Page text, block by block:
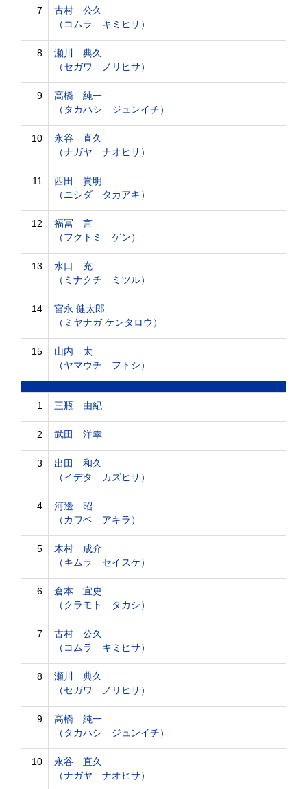
7
古村 公久
（コムラ キミヒサ）
8
瀬川 典久
（セガワ ノリヒサ）
9
高橋 純一
（タカハシ ジュンイチ）
10
永谷 直久
（ナガヤ ナオヒサ）
11
西田 貴明
（ニシダ タカアキ）
12
福冨 言
（フクトミ ゲン）
13
水口 充
（ミナクチ ミツル）
14
宮永 健太郎
（ミヤナガ ケンタロウ）
15
山内 太
（ヤマウチ フトシ）
1 三瓶 由紀
2 武田 洋幸
3
出田 和久
（イデタ カズヒサ）
4
河邊 昭
（カワベ アキラ）
5
木村 成介
（キムラ セイスケ）
6
倉本 宜史
（クラモト タカシ）
7
古村 公久
（コムラ キミヒサ）
8
瀬川 典久
（セガワ ノリヒサ）
9
高橋 純一
（タカハシ ジュンイチ）
10
永谷 直久
（ナガヤ ナオヒサ）